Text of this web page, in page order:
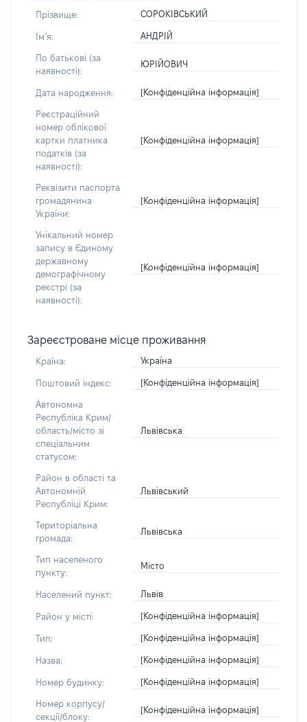
Прізвище: СОРОКІВСЬКИЙ
Імʼя: АНДРІЙ
По батькові (за
наявності):
ЮРІЙОВИЧ
Дата народження: [Конфіденційна інформація]
Реєстраційний
номер облікової
картки платника
податків (за
наявності):
[Конфіденційна інформація]
Реквізити паспорта
громадянина
України:
[Конфіденційна інформація]
Унікальний номер
запису в Єдиному
державному
демографічному
реєстрі (за
наявності):
[Конфіденційна інформація]
Зареєстроване місце проживання
Країна: Україна
Поштовий індекс: [Конфіденційна інформація]
Автономна
Республіка Крим/
область/місто зі
спеціальним
статусом:
Львівська
Район в області та
Автономній
Республіці Крим:
Львівський
Територіальна
громада:
Львівська
Тип населеного
пункту:
Місто
Населений пункт: Львів
Район у місті: [Конфіденційна інформація]
Тип: [Конфіденційна інформація]
Назва: [Конфіденційна інформація]
Номер будинку: [Конфіденційна інформація]
Номер корпусу/
секції/блоку:
[Конфіденційна інформація]